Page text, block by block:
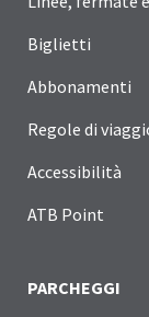
Biglietti
Abbonamenti
Regole di
Accessibilità
ATB Point
PARCHEGGI